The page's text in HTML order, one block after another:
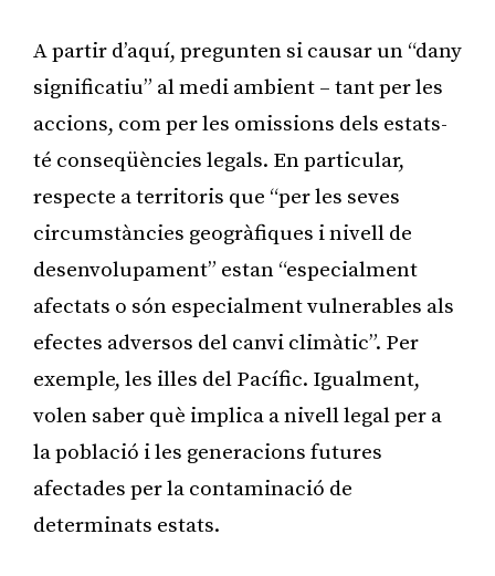
A partir d’aquí, pregunten si causar un “dany
significatiu” al medi ambient – tant per les
accions, com per les omissions dels estats-
té conseqüències legals. En particular,
respecte a territoris que “per les seves
circumstàncies geogràfiques i nivell de
desenvolupament” estan “especialment
afectats o són especialment vulnerables als
efectes adversos del canvi climàtic”. Per
exemple, les illes del Pacífic. Igualment,
volen saber què implica a nivell legal per a
la població i les generacions futures
afectades per la contaminació de
determinats estats.